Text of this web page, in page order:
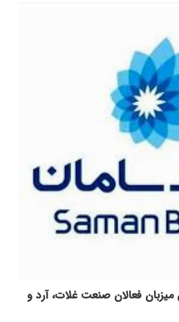
فعالان صنعت غلات، آرد و